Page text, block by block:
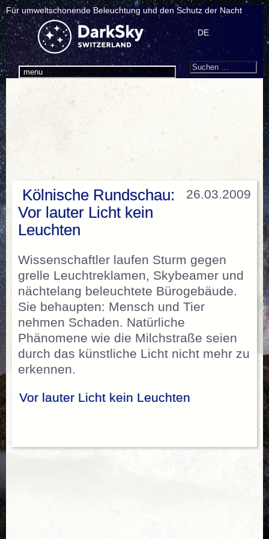
Für umweltschonende Beleuchtung und den Schutz der Nacht
menu
DE
Search
Suchen
26.03.2009
Kölnische Rundschau:
Vor lauter Licht kein
Leuchten
Wissenschaftler laufen Sturm gegen
grelle Leuchtreklamen, Skybeamer und
nächtelang beleuchtete Bürogebäude.
Sie behaupten: Mensch und Tier
nehmen Schaden. Natürliche
Phänomene wie die Milchstraße seien
durch das künstliche Licht nicht mehr zu
erkennen.
Vor lauter Licht kein Leuchten